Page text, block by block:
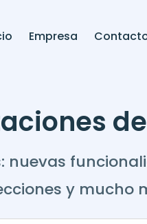
Empresa
nuevas
y mucho